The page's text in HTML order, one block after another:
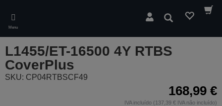
main
content
Menu
Pesquisar
L1455/ET-16500 4Y RTBS
CoverPlus
SKU: CP04RTBSCF49
168,99 €
IVA incluído (137,39 € IVA não incluído)